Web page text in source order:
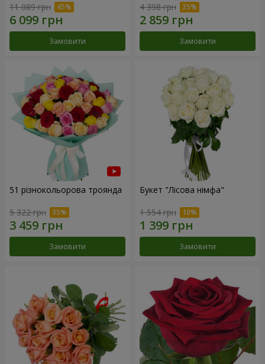
11 089 грн
Замовити
4 398 грн
Замовити
51 різнокольорова троянда
5 322 грн
Замовити
Букет "Лісова німфа"
1 554 грн
Замовити